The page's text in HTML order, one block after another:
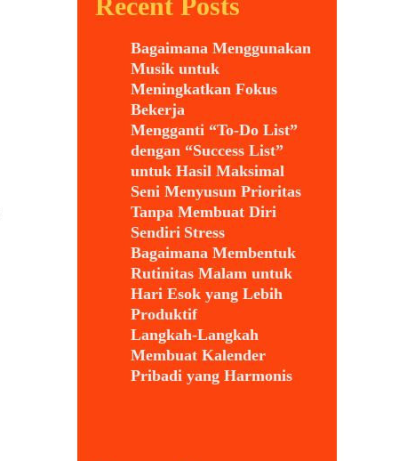
Recent Posts
Bagaimana Menggunakan
Musik untuk
Meningkatkan Fokus
Bekerja
Mengganti “To-Do List”
dengan “Success List”
untuk Hasil Maksimal
Seni Menyusun Prioritas
Tanpa Membuat Diri
Sendiri Stress
Bagaimana Membentuk
Rutinitas Malam untuk
Hari Esok yang Lebih
Produktif
Langkah-Langkah
Membuat Kalender
Pribadi yang Harmonis